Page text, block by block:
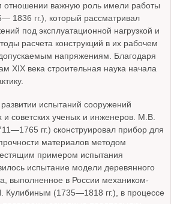
отношении важную роль имели работы
1836 гг.), который рассматривал
под эксплуатационной нагрузкой и
расчета конструкций в их рабочем
напряжениям. Благодаря
XIX века строительная наука начала
испытаний сооружений
и советских ученых и инженеров. М.В.
гг.) сконструировал прибор для
материалов методом
примером испытания
испытание модели деревянного
выполненное в России механиком-
Кулибиным (1735—1818 гг.), в процессе